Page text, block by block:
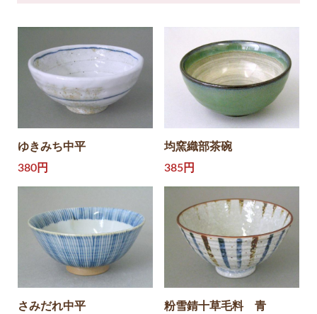
ゆきみち中平
380円
均窯織部茶碗
385円
さみだれ中平 粉雪錆十草毛料 青